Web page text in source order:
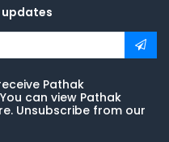
updates
Pathak
can view Pathak
Unsubscribe from our